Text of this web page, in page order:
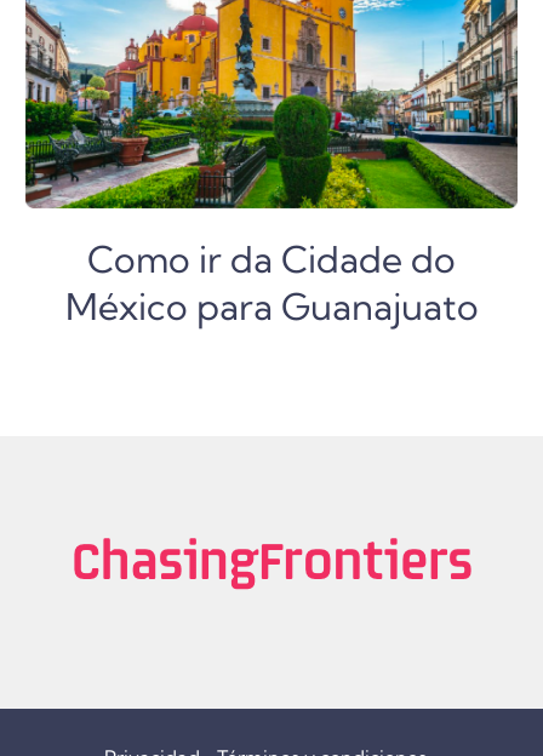
Como ir da Cidade do
México para Guanajuato